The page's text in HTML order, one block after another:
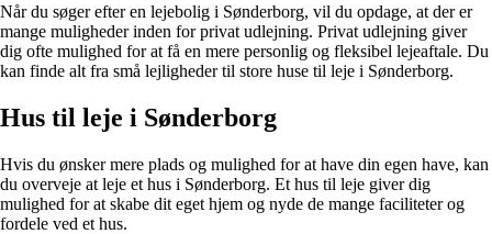
Når du søger efter en lejebolig i Sønderborg, vil du opdage, at der er
mange muligheder inden for privat udlejning. Privat udlejning giver
dig ofte mulighed for at få en mere personlig og fleksibel lejeaftale. Du
kan finde alt fra små lejligheder til store huse til leje i Sønderborg.
Hus til leje i Sønderborg
Hvis du ønsker mere plads og mulighed for at have din egen have, kan
du overveje at leje et hus i Sønderborg. Et hus til leje giver dig
mulighed for at skabe dit eget hjem og nyde de mange faciliteter og
fordele ved et hus.